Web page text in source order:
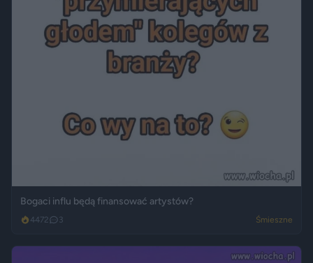
Bogaci influ będą finansować artystów?
4472 3 Śmieszne